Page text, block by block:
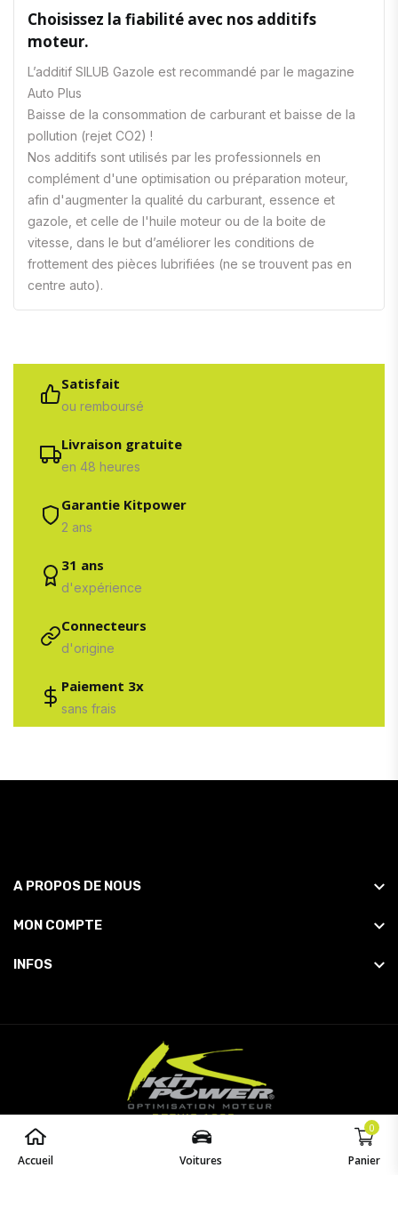
Accueil Voitures Panier
0
Choisissez la fiabilité avec nos additifs
moteur.
L’additif SILUB Gazole est recommandé par le magazine
Auto Plus
Baisse de la consommation de carburant et baisse de la
pollution (rejet CO2) !
Nos additifs sont utilisés par les professionnels en
complément d'une optimisation ou préparation moteur,
afin d'augmenter la qualité du carburant, essence et
gazole, et celle de l'huile moteur ou de la boite de
vitesse, dans le but d’améliorer les conditions de
frottement des pièces lubrifiées (ne se trouvent pas en
centre auto).
Satisfait
ou remboursé
Livraison gratuite
en 48 heures
Garantie Kitpower
2 ans
31 ans
d'expérience
Connecteurs
d'origine
Paiement 3x
sans frais
A PROPOS DE NOUS
MON COMPTE
INFOS
© 2026 opaq